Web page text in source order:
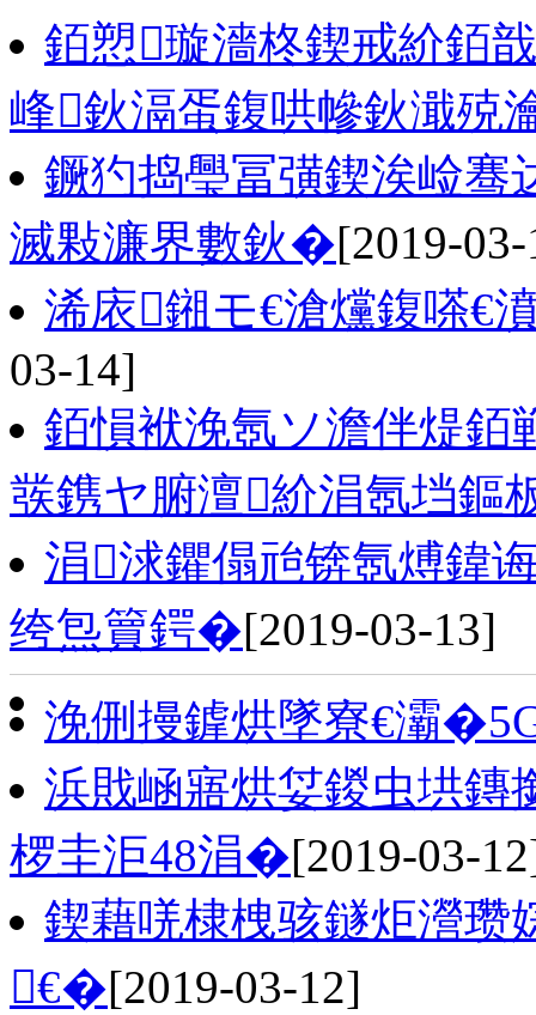
銆愬璇濇柊鍥戒紒銆
峰鈥滆蛋鍑哄幓鈥濈殑
鐝犳捣璺冨彉鍥涘崄骞
滅敤濂界數鈥�[2019-
浠庡鎺モ€滄爣鍑嗏€
03-14]
銆愪袱浼氬ソ澹伴煶
彂鎸ヤ腑澶紒涓氬垱鏂
涓浗鑺傝兘锛氬煿鍏
绔炰簤鍔�[2019-03-13]
浼侀摱鎼烘墜寮€灞
浜戝崡寤烘姇鍐虫垬鏄
椤圭洰48涓�[2019-03-
鍥藉唴棣栧骇鐩炬瀯瓒
€�[2019-03-12]